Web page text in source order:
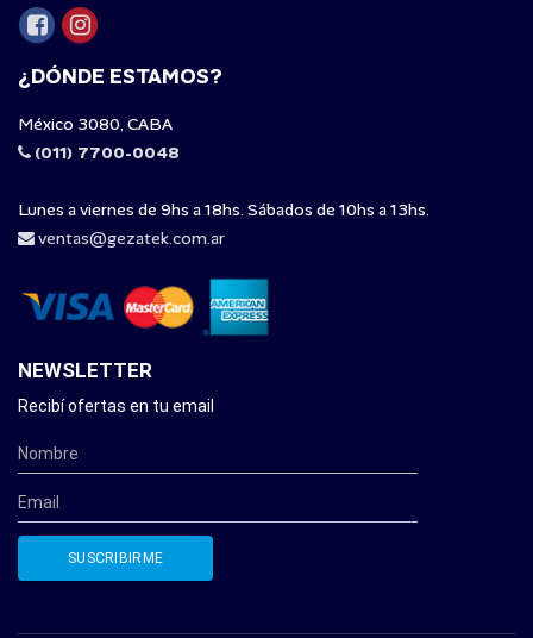
¿DÓNDE ESTAMOS?
México 3080, CABA
(011) 7700-0048
Lunes a viernes de 9hs a 18hs. Sábados de 10hs a 13hs.
ventas@gezatek.com.ar
NEWSLETTER
Recibí ofertas en tu email